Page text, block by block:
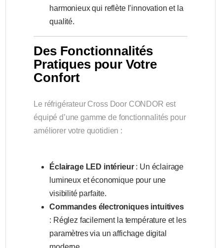
harmonieux qui reflète l’innovation et la
qualité.
Des Fonctionnalités
Pratiques pour Votre
Confort
Le réfrigérateur Cross Door CONDOR est
équipé d’une gamme de fonctionnalités pour
améliorer votre quotidien :
Éclairage LED intérieur: Un éclairage
lumineux et économique pour une
visibilité parfaite.
Commandes électroniques intuitives
: Réglez facilement la température et les
paramètres via un affichage digital